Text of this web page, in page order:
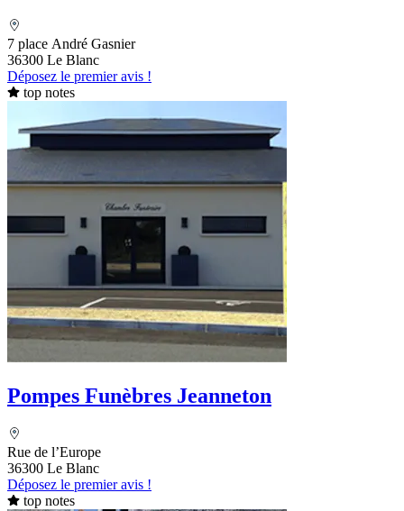
7 place André Gasnier
36300 Le Blanc
Déposez le premier avis !
top notes
Pompes Funèbres Jeanneton
Rue de l’Europe
36300 Le Blanc
Déposez le premier avis !
top notes